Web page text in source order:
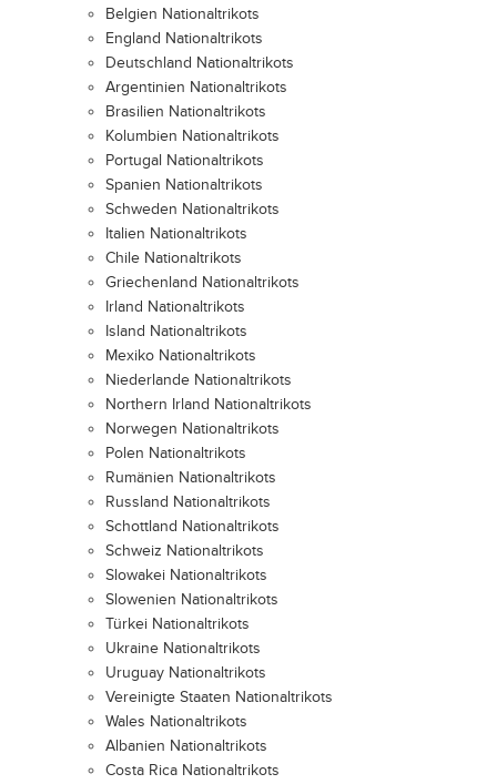
Belgien Nationaltrikots
England Nationaltrikots
Deutschland Nationaltrikots
Argentinien Nationaltrikots
Brasilien Nationaltrikots
Kolumbien Nationaltrikots
Portugal Nationaltrikots
Spanien Nationaltrikots
Schweden Nationaltrikots
Italien Nationaltrikots
Chile Nationaltrikots
Griechenland Nationaltrikots
Irland Nationaltrikots
Island Nationaltrikots
Mexiko Nationaltrikots
Niederlande Nationaltrikots
Northern Irland Nationaltrikots
Norwegen Nationaltrikots
Polen Nationaltrikots
Rumänien Nationaltrikots
Russland Nationaltrikots
Schottland Nationaltrikots
Schweiz Nationaltrikots
Slowakei Nationaltrikots
Slowenien Nationaltrikots
Türkei Nationaltrikots
Ukraine Nationaltrikots
Uruguay Nationaltrikots
Vereinigte Staaten Nationaltrikots
Wales Nationaltrikots
Albanien Nationaltrikots
Costa Rica Nationaltrikots